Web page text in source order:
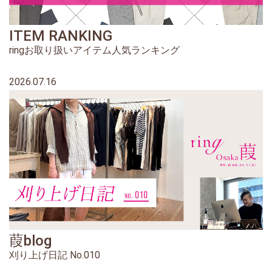
ITEM RANKING
ringお取り扱いアイテム人気ランキング
2026.07.16
葭blog
刈り上げ日記 No.010